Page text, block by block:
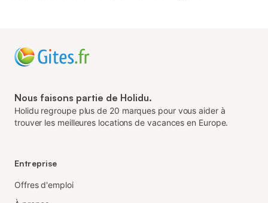
Nous faisons partie de Holidu.
Holidu regroupe plus de 20 marques pour vous aider à
trouver les meilleures locations de vacances en Europe.
Entreprise
Offres d'emploi